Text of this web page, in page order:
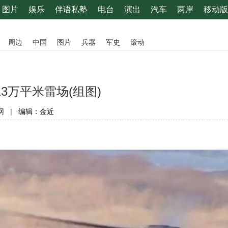
图片 娱乐 伴语私塾 电台 演出 汽车 两岸 移动版
周边 中国 图片 兵器 军史 滚动
万平米雷场(组图)
| 编辑：金近